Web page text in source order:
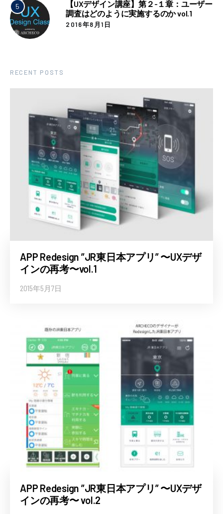
5
【UXデザイン講座】第２-１章：ユーザー
調査はどのように実施するのか vol.1
2016年8月1日
RECENT POSTS
APP Redesign ”JR東日本アプリ” 〜UXデザ
インの再考〜vol.1
2015年5月7日
APP Redesign ”JR東日本アプリ” 〜UXデザ
インの再考〜 vol.2